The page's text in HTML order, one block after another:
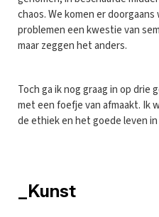
chaos. We komen er
problemen een kwestie van
maar zeggen het anders.
Toch ga ik nog graag in op drie
met een foefje van afmaakt. Ik
de ethiek en het goede leven
_Kunst